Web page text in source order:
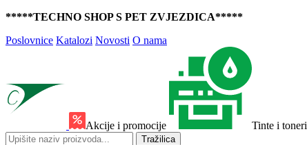
*****TECHNO SHOP S PET ZVJEZDICA*****
Poslovnice Katalozi Novosti O nama
Akcije i promocije Tinte i toneri
Tražilica